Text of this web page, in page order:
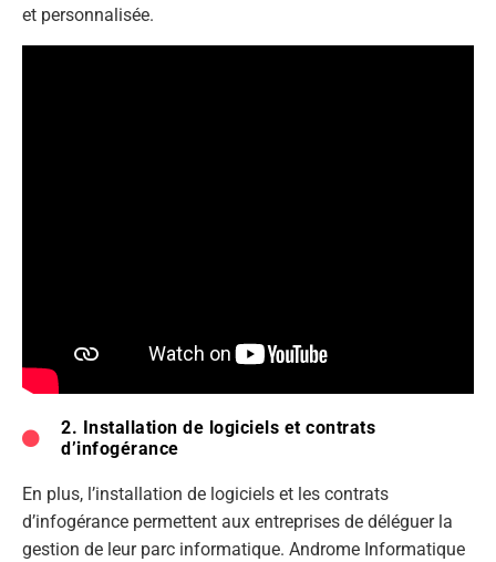
et personnalisée.
2. Installation de logiciels et contrats
d’infogérance
En plus, l’installation de logiciels et les contrats
d’infogérance permettent aux entreprises de déléguer la
gestion de leur parc informatique. Androme Informatique